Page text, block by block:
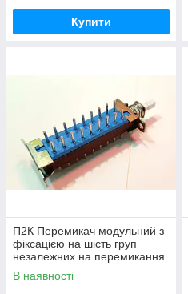
Купити
П2К Перемикач модульний з
фіксацією на шість груп
незалежних на перемикання
В наявності